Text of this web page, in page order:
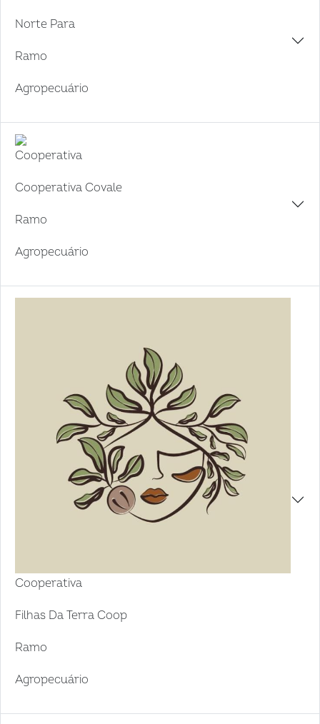
Norte Para
Ramo
Agropecuário
Cooperativa
Cooperativa Covale
Ramo
Agropecuário
Cooperativa
Filhas Da Terra Coop
Ramo
Agropecuário